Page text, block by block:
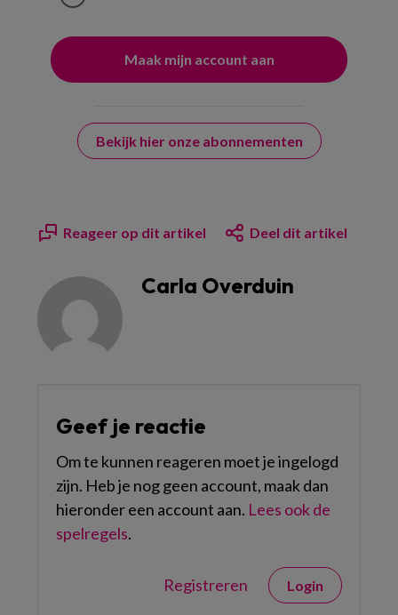
Bekijk hier onze abonnementen
Reageer op dit artikel Deel dit artikel
Carla Overduin
Geef je reactie
Om te kunnen reageren moet je ingelogd
zijn. Heb je nog geen account, maak dan
hieronder een account aan. Lees ook de
spelregels.
Registreren Login